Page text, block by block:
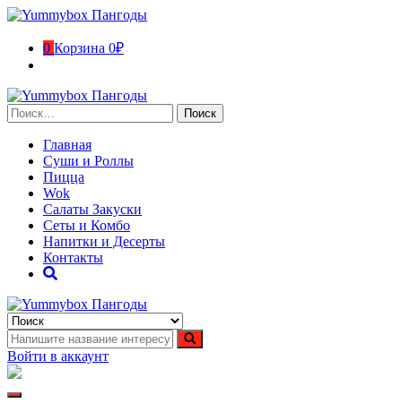
Перейти
содержимому
0 Корзина 0₽
Найти:
Главная
Суши и Роллы
Пицца
Wok
Салаты Закуски
Сеты и Комбо
Напитки и Десерты
Контакты
Yummybox Пангоды
Суши, роллы, пицца, вок Пангоды. Ямало-Ненецкий
автономный округ
Войти в аккаунт